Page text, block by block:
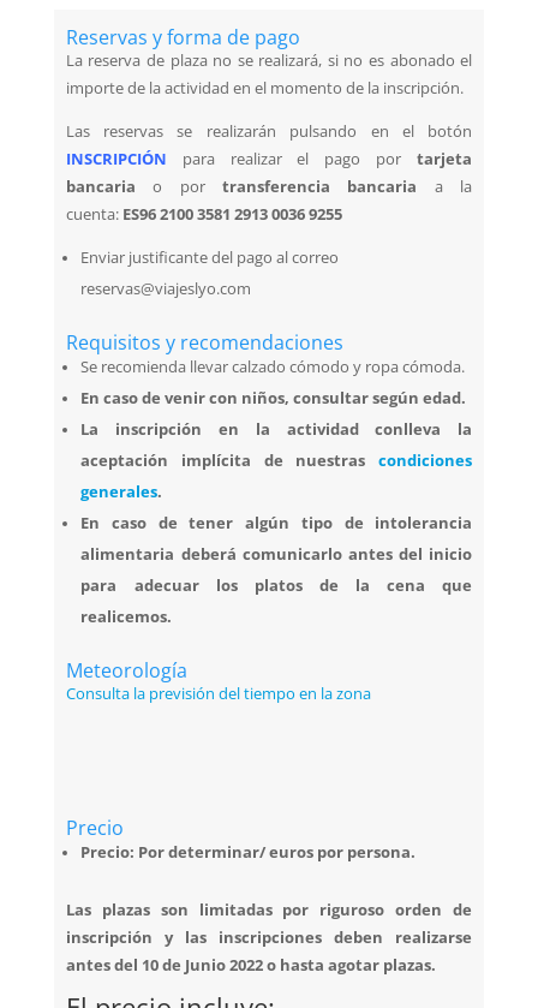
Reservas y forma de pago
La reserva de plaza no se realizará, si no es abonado el
importe de la actividad en el momento de la inscripción.
Las reservas se realizarán pulsando en el botón
INSCRIPCIÓN para realizar el pago portarjeta
bancaria o por transferencia bancaria a la
cuenta: ES96 2100 3581 2913 0036 9255
Enviar justificante del pago al correo
reservas@viajeslyo.com
Requisitos y recomendaciones
Se recomienda llevar calzado cómodo y ropa cómoda.
En caso de venir con niños, consultar según edad.
La inscripción en la actividad conlleva la
aceptación implícita de nuestrascondiciones
generales.
En caso de tener algún tipo de intolerancia
alimentaria deberá comunicarlo antes del inicio
para adecuar los platos de la cena que
realicemos.
Meteorología
Consulta la previsión del tiempo en la zona
Precio
Precio: Por determinar/ euros por persona.
Las plazas son limitadas por riguroso orden de
inscripción y las inscripciones deben realizarse
antes del 10 de Junio 2022 o hasta agotar plazas.